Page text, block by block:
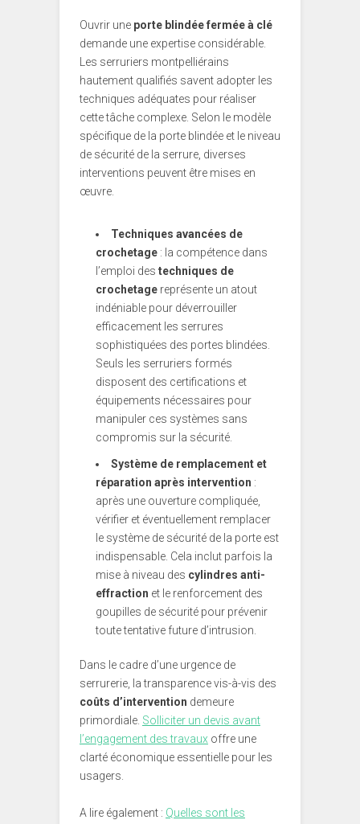
Ouvrir une porte blindée fermée à clé
demande une expertise considérable.
Les serruriers montpelliérains
hautement qualifiés savent adopter les
techniques adéquates pour réaliser
cette tâche complexe. Selon le modèle
spécifique de la porte blindée et le niveau
de sécurité de la serrure, diverses
interventions peuvent être mises en
œuvre.
Techniques avancées de
crochetage : la compétence dans
l’emploi des techniques de
crochetage représente un atout
indéniable pour déverrouiller
efficacement les serrures
sophistiquées des portes blindées.
Seuls les serruriers formés
disposent des certifications et
équipements nécessaires pour
manipuler ces systèmes sans
compromis sur la sécurité.
Système de remplacement et
réparation après intervention :
après une ouverture compliquée,
vérifier et éventuellement remplacer
le système de sécurité de la porte est
indispensable. Cela inclut parfois la
mise à niveau des cylindres anti-
effraction et le renforcement des
goupilles de sécurité pour prévenir
toute tentative future d’intrusion.
Dans le cadre d’une urgence de
serrurerie, la transparence vis-à-vis des
coûts d’intervention demeure
primordiale. Solliciter un devis avant
l’engagement des travaux offre une
clarté économique essentielle pour les
usagers.
A lire également : Quelles sont les